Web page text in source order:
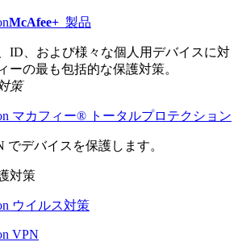
McAfee+ 製品
ID、および様々な個人用デバイスに対
ーの最も包括的な保護対策。
策
マカフィー® トータルプロテクション
でデバイスを保護します。
対策
ウイルス対策
VPN